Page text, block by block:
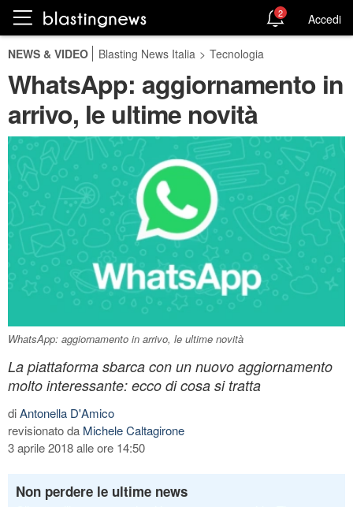
2 Accedi
NEWS & VIDEO Blasting News Italia > Tecnologia
WhatsApp: aggiornamento in
arrivo, le ultime novità
WhatsApp: aggiornamento in arrivo, le ultime novità
La piattaforma sbarca con un nuovo aggiornamento
molto interessante: ecco di cosa si tratta
diAntonella D'Amico
revisionato da Michele Caltagirone
3 aprile 2018 alle ore 14:50
Non perdere le ultime news